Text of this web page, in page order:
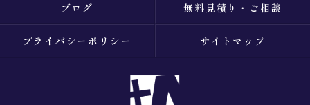
ブログ 無料見積り・ご相談
プライバシーポリシー サイトマップ